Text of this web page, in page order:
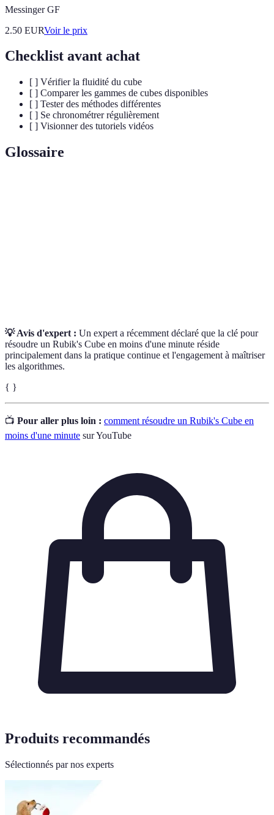
Messinger GF
2.50 EURVoir le prix
Checklist avant achat
[ ] Vérifier la fluidité du cube
[ ] Comparer les gammes de cubes disponibles
[ ] Tester des méthodes différentes
[ ] Se chronométrer régulièrement
[ ] Visionner des tutoriels vidéos
Glossaire
💡 Avis d'expert : Un expert a récemment déclaré que la clé pour
résoudre un Rubik's Cube en moins d'une minute réside
principalement dans la pratique continue et l'engagement à maîtriser
les algorithmes.
{ }
📺 Pour aller plus loin : comment résoudre un Rubik's Cube en
moins d'une minute sur YouTube
Produits recommandés
Sélectionnés par nos experts